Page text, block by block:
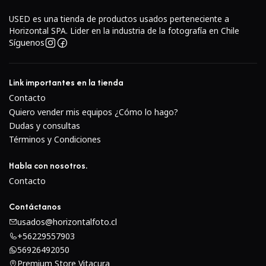
Deportes acuáticos y de nieve
Alta frecuencia y desplazamiento extremoEquipo ideal-
Lentes de foto y vídeo de tamaño completo
Cámaras fotográficas y de vídeo compactasAlcances y
ópticas de armas de fuegoEquipo electrónico
Cualquier tipo de equipo sensible
USED es una tienda de productos usados perteneciente a
Horizontal SPA. Lider en la industria de la fotografía en Chile
Síguenos
Link importantes en la tienda
Contacto
Quiero vender mis equipos ¿Cómo lo hago?
Dudas y consultas
Términos y Condiciones
Habla con nosotros.
Contacto
Contáctanos
usados@horizontalfoto.cl
+56229557903
56926492050
Premium Store Vitacura